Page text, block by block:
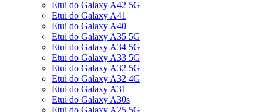
Etui do Galaxy A42 5G
Etui do Galaxy A41
Etui do Galaxy A40
Etui do Galaxy A35 5G
Etui do Galaxy A34 5G
Etui do Galaxy A33 5G
Etui do Galaxy A32 5G
Etui do Galaxy A32 4G
Etui do Galaxy A31
Etui do Galaxy A30s
Etui do Galaxy A25 5G